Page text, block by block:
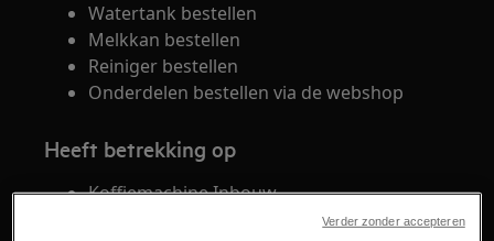
Watertank bestellen
Melkkan bestellen
Reiniger bestellen
Onderdelen bestellen via de webshop
Heeft betrekking op
Koffiemachine Inbouw
Verder zonder accepteren